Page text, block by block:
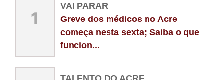
1
VAI PARAR
Greve dos médicos no Acre
começa nesta sexta; Saiba o que
funcion...
TALENTO DO ACRE